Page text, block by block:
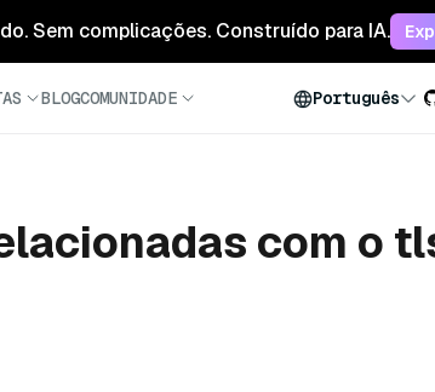
Sem complicações. Construído para IA.
BLOGCOMUNIDADE Português
com o